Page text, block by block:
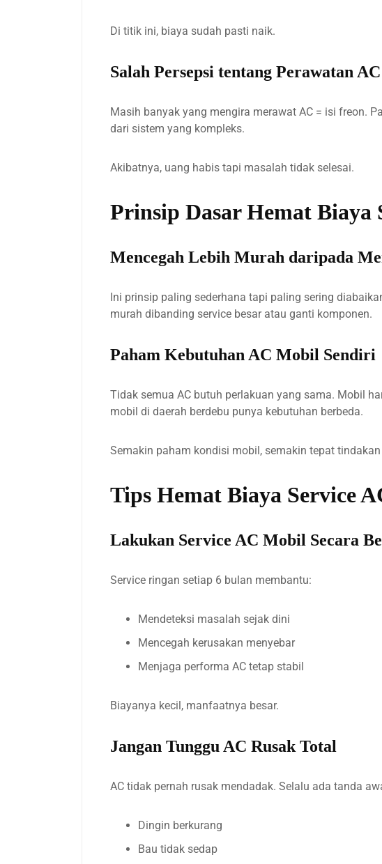
Di titik ini, biaya sudah pasti naik.
Salah Persepsi tentang Perawatan
Masih banyak yang mengira merawat AC = isi freon.
dari sistem yang kompleks.
Akibatnya, uang habis tapi masalah tidak selesai.
Prinsip Dasar Hemat Biaya
Mencegah Lebih Murah daripada
Ini prinsip paling sederhana tapi paling sering
murah dibanding service besar atau ganti komponen.
Paham Kebutuhan AC Mobil Sendiri
Tidak semua AC butuh perlakuan yang sama. Mobil
mobil di daerah berdebu punya kebutuhan berbeda.
Semakin paham kondisi mobil, semakin tepat
Tips Hemat Biaya Service
Lakukan Service AC Mobil Secara
Service ringan setiap 6 bulan membantu:
Mendeteksi masalah sejak dini
Mencegah kerusakan menyebar
Menjaga performa AC tetap stabil
Biayanya kecil, manfaatnya besar.
Jangan Tunggu AC Rusak Total
AC tidak pernah rusak mendadak. Selalu ada tanda
Dingin berkurang
Bau tidak sedap